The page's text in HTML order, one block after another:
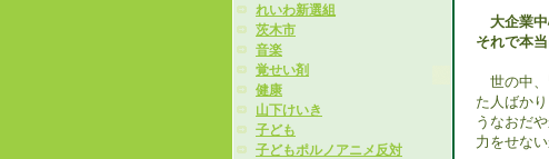
れいわ新選組
茨木市
音楽
覚せい剤
健康
山下けいき
子ども
子どもポルノアニメ反対
大企業
それで本
世の中、
た人ばか
うなおだ
力をせな